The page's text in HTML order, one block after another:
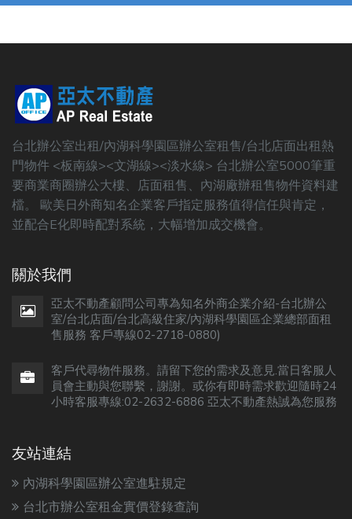
台北辦公室出租/內湖科學園區辦公室租售/台北店面出租熱
門物件 <板南線><文湖線><淡水線> 台北辦公室5000筆重
要商業商圈辦公大樓、店面租售、內湖廠辦租售物件資料建
檔。 歐美日外商知名企業客戶指定服務值得信任與肯定，
並配合E化即時配對系統，大幅增加成交機會。
關於我們
亞太不動產顧問公司專為知名外商企業介紹-台北辦公
室/台北店面/台北高級住家/內湖科學園區企業總部面租
售服務 客戶專線02-2718-0880)
客戶代尋物件服務。請留下您的需求及意見.當日客服人
員會主動與您聯繫，謝謝。或你有即時需求歡迎隨時24
小時客服專線:02-2632-6886 亞太不動產熱誠為您服務
友站連結
內湖科學園區辦公室進駐規定
台北市辦公室租金實價登錄查詢